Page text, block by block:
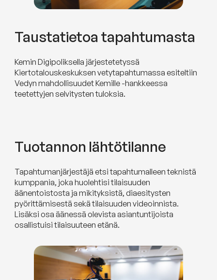
Taustatietoa tapahtumasta
Kemin Digipoliksella järjestetetyssä
Kiertotalouskeskuksen vetytapahtumassa esiteltiin
Vedyn mahdollisuudet Kemille -hankkeessa
teetettyjen selvitysten tuloksia.
Tuotannon lähtötilanne
Tapahtumanjärjestäjä etsi tapahtumalleen teknistä
kumppania, joka huolehtisi tilaisuuden
äänentoistosta ja mikityksistä, diaesitysten
pyörittämisestä sekä tilaisuuden videoinnista.
Lisäksi osa äänessä olevista asiantuntijoista
osallistuisi tilaisuuteen etänä.